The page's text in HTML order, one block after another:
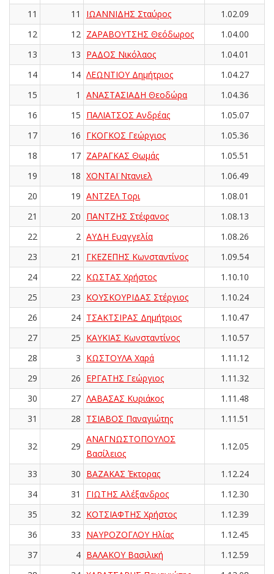
11
11 ΙΩΑΝΝΙΔΗΣ Σταύρος
1.02.09
12
12 ΖΑΡΑΒΟΥΤΣΗΣ Θεόδωρος
1.04.00
13
13 ΡΑΔΟΣ Νικόλαος
1.04.01
14
14 ΛΕΩΝΤΙΟΥ Δημήτριος
1.04.27
15
1 ΑΝΑΣΤΑΣΙΑΔΗ Θεοδώρα
1.04.36
16
15 ΠΑΛΙΑΤΣΟΣ Ανδρέας
1.05.07
17
16 ΓΚΟΓΚΟΣ Γεώργιος
1.05.36
18
17 ΖΑΡΑΓΚΑΣ Θωμάς
1.05.51
19
18 ΧΟΝΤΑΪ Ντανιελ
1.06.49
20
19 ΑΝΤΖΕΛ Τορι
1.08.01
21
20 ΠΑΝΤΖΗΣ Στέφανος
1.08.13
22
2 ΑΥΔΗ Ευαγγελία
1.08.26
23
21 ΓΚΕΖΕΠΗΣ Κωνσταντίνος
1.09.54
24
22 ΚΩΣΤΑΣ Χρήστος
1.10.10
25
23 ΚΟΥΣΚΟΥΡΙΔΑΣ Στέργιος
1.10.24
26
24 ΤΣΑΚΤΣΙΡΑΣ Δημήτριος
1.10.47
27
25 ΚΑΥΚΙΑΣ Κωνσταντίνος
1.10.57
28
3 ΚΩΣΤΟΥΛΑ Χαρά
1.11.12
29
26 ΕΡΓΑΤΗΣ Γεώργιος
1.11.32
30
27 ΛΑΒΑΣΑΣ Κυριάκος
1.11.48
31
28 ΤΣΙΑΒΟΣ Παναγιώτης 1.11.51
32 29
ΑΝΑΓΝΩΣΤΟΠΟΥΛΟΣ
Βασίλειος
1.12.05
33 30 ΒΑΖΑΚΑΣ Έκτορας
1.12.24
34
31 ΓΙΩΤΗΣ Αλέξανδρος
1.12.30
35
32 ΚΟΤΣΙΑΦΤΗΣ Χρήστος
1.12.39
36
33 ΝΑΥΡΟΖΟΓΛΟΥ Ηλίας
1.12.45
37
4 ΒΑΛΑΚΟΥ Βασιλική
1.12.59